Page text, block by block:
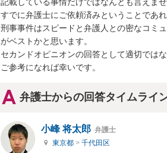
記載している事情だけではなんとも言えませ
すでに弁護士にご依頼済みということであ
刑事事件はスピードと弁護人との密なコミ
がベストかと思います。
セカンドオピニオンの回答として適切では
ご参考になれば幸いです。
弁護士からの回答タイムライ
小峰 将太郎 弁護士
東京都 > 千代田区